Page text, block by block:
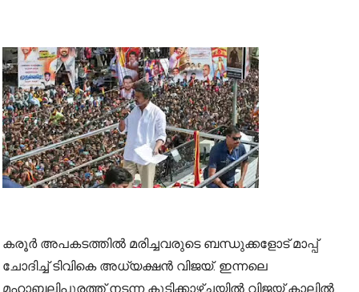
കരൂർ അപകടത്തിൽ മരിച്ചവരുടെ ബന്ധുക്കളോട് മാപ്പ്
ചോദിച്ച് ടിവികെ അധ്യക്ഷൻ വിജയ്. ഇന്നലെ
മഹാബലിപുരത്ത് നടന്ന കൂടിക്കാഴ്ചയിൽ വിജയ് കാലിൽ